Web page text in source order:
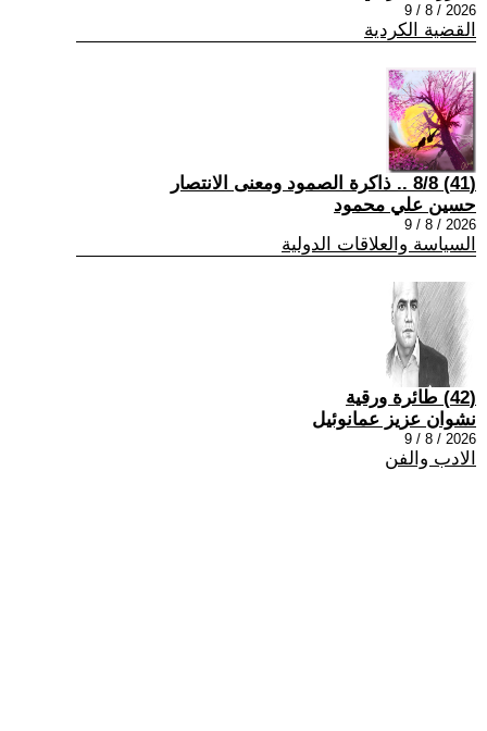
2026 / 8 / 9
القضية الكردية
(41) 8/8 .. ذاكرة الصمود ومعنى الانتصار
حسين علي محمود
2026 / 8 / 9
السياسة والعلاقات الدولية
(42) طائرة ورقية
نشوان عزيز عمانوئيل
2026 / 8 / 9
الادب والفن